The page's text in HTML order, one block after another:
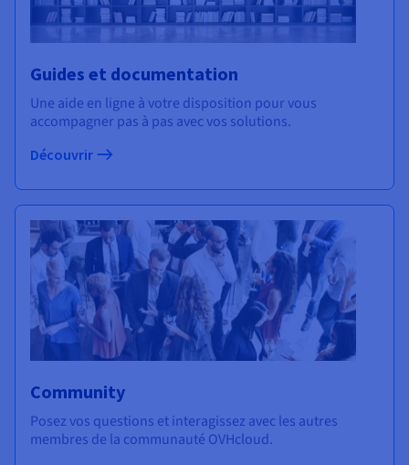
Guides et documentation
Une aide en ligne à votre disposition pour vous
accompagner pas à pas avec vos solutions.
Découvrir
Community
Posez vos questions et interagissez avec les autres
membres de la communauté OVHcloud.